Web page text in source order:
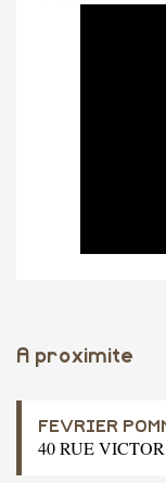
A proximite
FEVRIER
40 RUE